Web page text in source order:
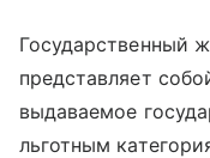
Государственный
представляет
выдаваемое
льготным